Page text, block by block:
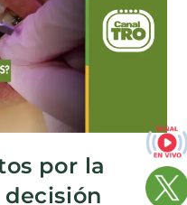
por la
decisión